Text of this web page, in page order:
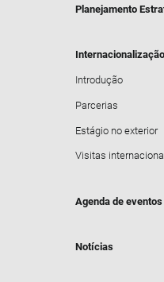
Planejamento
Internacionalização
Introdução
Parcerias
Estágio no exterior
Visitas
Agenda de eventos
Notícias